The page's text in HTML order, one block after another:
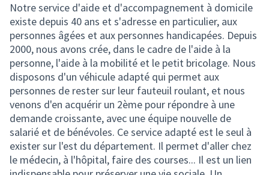
Notre service d'aide et d'accompagnement à domicile
existe depuis 40 ans et s'adresse en particulier, aux
personnes âgées et aux personnes handicapées. Depuis
2000, nous avons crée, dans le cadre de l'aide à la
personne, l'aide à la mobilité et le petit bricolage. Nous
disposons d'un véhicule adapté qui permet aux
personnes de rester sur leur fauteuil roulant, et nous
venons d'en acquérir un 2ème pour répondre à une
demande croissante, avec une équipe nouvelle de
salarié et de bénévoles. Ce service adapté est le seul à
exister sur l'est du département. Il permet d'aller chez
le médecin, à l'hôpital, faire des courses... Il est un lien